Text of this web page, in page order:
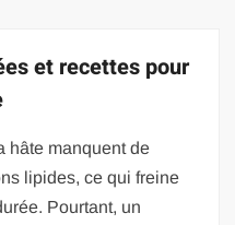
et recettes pour
hâte manquent de
lipides, ce qui freine
Pourtant, un